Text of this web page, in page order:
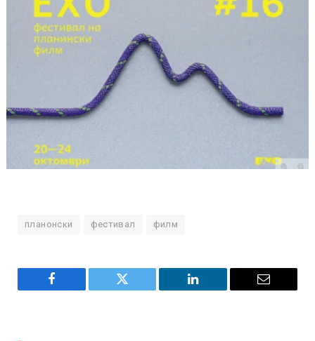
планонски фестивал филм
Facebook Twitter LinkedIn Email